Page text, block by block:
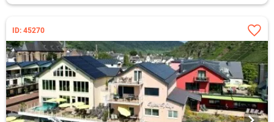
ID: 45270